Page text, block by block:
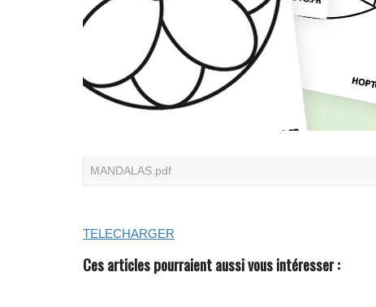
MANDALAS.pdf
TELECHARGER
Ces articles pourraient aussi vous intéresser :